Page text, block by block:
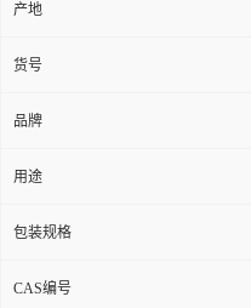
产地
货号
品牌
用途
包装规格
CAS编号